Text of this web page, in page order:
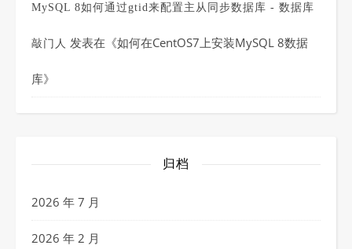
MySQL 8如何通过gtid来配置主从同步数据库 - 数据库
敲门人 发表在《如何在CentOS7上安装MySQL 8数据
库》
归档
2026 年 7 月
2026 年 2 月